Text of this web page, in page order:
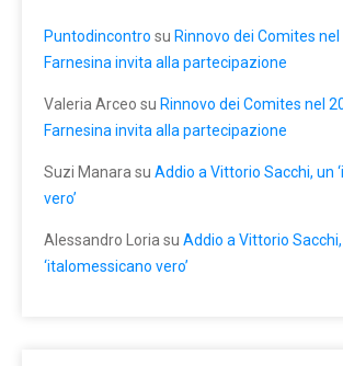
Puntodincontro su Rinnovo dei Comites nel
Farnesina invita alla partecipazione
Valeria Arceo su Rinnovo dei Comites nel
Farnesina invita alla partecipazione
Suzi Manara su Addio a Vittorio Sacchi, un
vero’
Alessandro Loria su Addio a Vittorio
‘italomessicano vero’